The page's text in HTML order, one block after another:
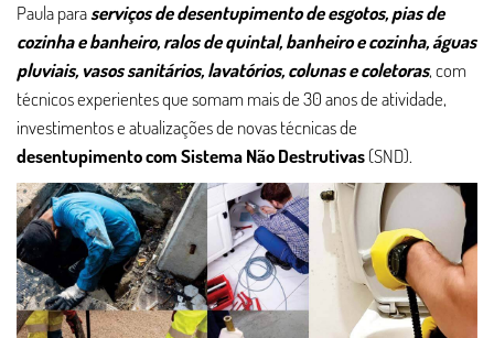
Paula paraserviços de desentupimento de esgotos, pias de
cozinha e banheiro, ralos de quintal, banheiro e cozinha, águas
pluviais, vasos sanitários, lavatórios, colunas e coletoras, com
técnicos experientes que somam mais de 30 anos de atividade,
investimentos e atualizações de novas técnicas de
desentupimento com Sistema Não Destrutivas(SND).